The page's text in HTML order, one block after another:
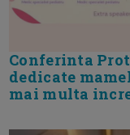
Conferinta
dedicate
mai multa